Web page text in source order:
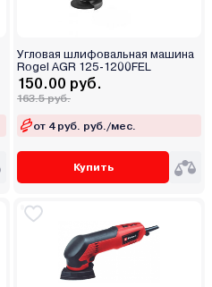
Угловая шлифовальная машина
Rogel AGR 125-1200FEL
150.00 руб.
163.5 руб.
от 4 руб. руб./мес.
Купить